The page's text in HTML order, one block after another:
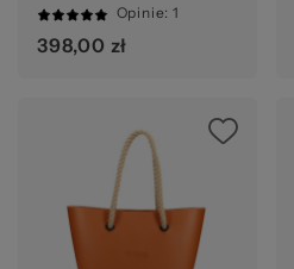
100%
Opinie: 1
398,00 zł